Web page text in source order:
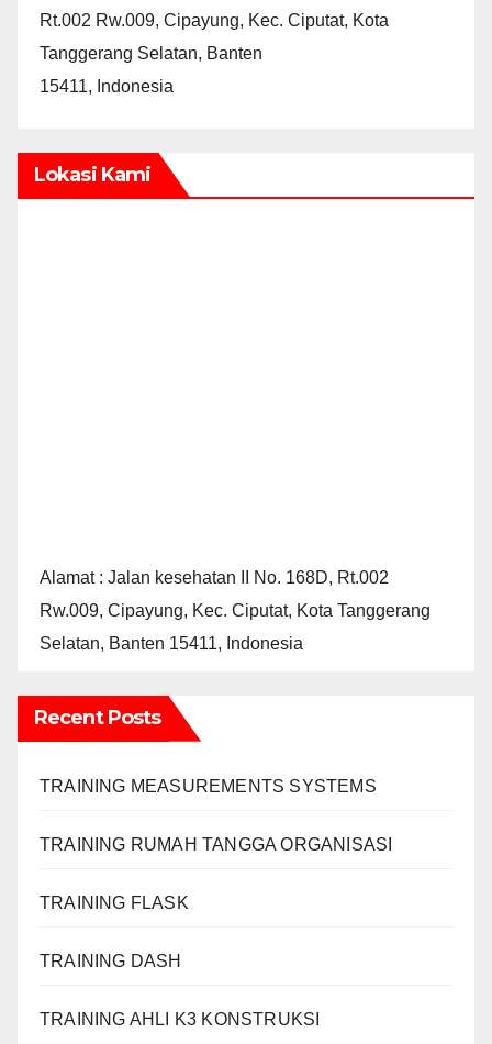
Rt.002 Rw.009, Cipayung, Kec. Ciputat, Kota
Tanggerang Selatan, Banten
15411, Indonesia
Lokasi Kami
Alamat : Jalan kesehatan II No. 168D, Rt.002
Rw.009, Cipayung, Kec. Ciputat, Kota Tanggerang
Selatan, Banten 15411, Indonesia
Recent Posts
TRAINING MEASUREMENTS SYSTEMS
TRAINING RUMAH TANGGA ORGANISASI
TRAINING FLASK
TRAINING DASH
TRAINING AHLI K3 KONSTRUKSI